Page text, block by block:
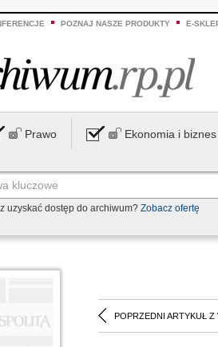
POZNAJ NASZE PRODUKTY E-
Prawo Ekonomia i biznes
uzyskać dostęp do archiwum? Zobacz ofertę
POPRZEDNI ARTYKUŁ Z